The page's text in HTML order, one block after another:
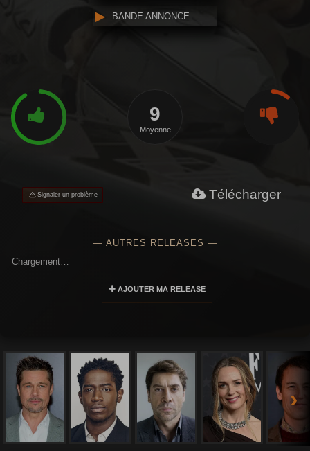
BANDE ANNONCE
9
Moyenne
Signaler un problème Télécharger
— AUTRES RELEASES —
Chargement…
AJOUTER MA RELEASE
›